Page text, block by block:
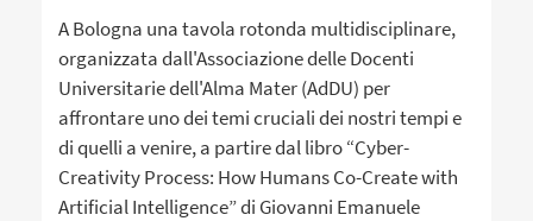
A Bologna una tavola rotonda multidisciplinare,
organizzata dall'Associazione delle Docenti
Universitarie dell'Alma Mater (AdDU) per
affrontare uno dei temi cruciali dei nostri tempi e
di quelli a venire, a partire dal libro “Cyber-
Creativity Process: How Humans Co-Create with
Artificial Intelligence” di Giovanni Emanuele